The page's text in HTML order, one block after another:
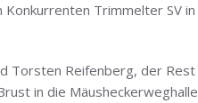
Konkurrenten Trimmelter SV in
Torsten Reifenberg, der Rest
in die Mäusheckerweghalle